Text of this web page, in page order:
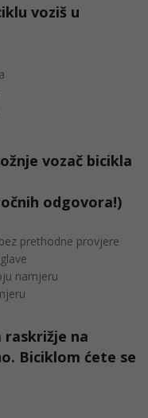
voziš u
vozač bicikla
odgovora!)
prethodne provjere
namjeru
raskrižje na
Biciklom ćete se